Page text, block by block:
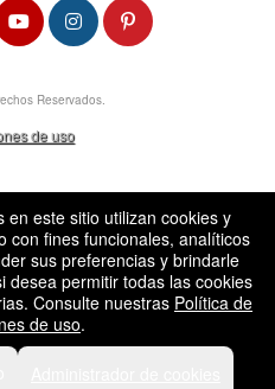
Reservados.
de uso
en este sitio utilizan cookies y
con fines funcionales, analíticos
sus preferencias y brindarle
desea permitir todas las cookies
Consulte nuestras Política de
de uso.